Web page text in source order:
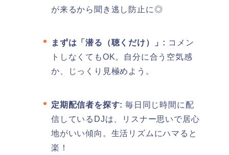
が来るから聞き逃し防止に◎
まずは「潜る（聴くだけ）」: コメン
トしなくてもOK。自分に合う空気感
か、じっくり見極めよう。
定期配信者を探す: 毎日同じ時間に配
信しているDJは、リスナー思いで居心
地がいい傾向。生活リズムにハマると
楽！